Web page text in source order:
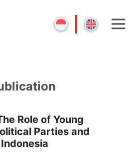
Role of Young
Parties and